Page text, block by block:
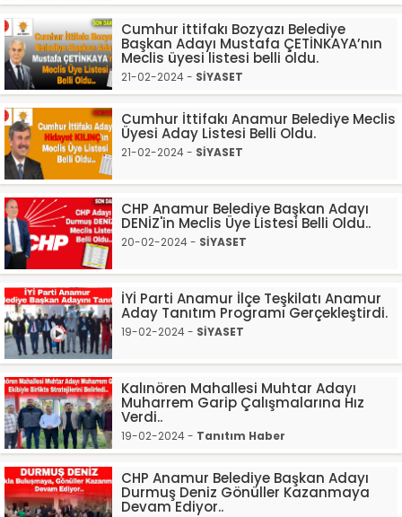
Cumhur ittifakı Bozyazı Belediye
Başkan Adayı Mustafa ÇETİNKAYA’nın
Meclis üyesi listesi belli oldu.
21-02-2024 - SİYASET
Cumhur İttifakı Anamur Belediye Meclis
Üyesi Aday Listesi Belli Oldu.
21-02-2024 - SİYASET
CHP Anamur Belediye Başkan Adayı
DENİZ'in Meclis Üye Listesi Belli Oldu..
20-02-2024 - SİYASET
İYİ Parti Anamur İlçe Teşkilatı Anamur
Aday Tanıtım Programı Gerçekleştirdi.
19-02-2024 - SİYASET
Kalınören Mahallesi Muhtar Adayı
Muharrem Garip Çalışmalarına Hız
Verdi..
19-02-2024 - Tanıtım Haber
CHP Anamur Belediye Başkan Adayı
Durmuş Deniz Gönüller Kazanmaya
Devam Ediyor..